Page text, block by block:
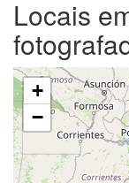
Locais
+
−